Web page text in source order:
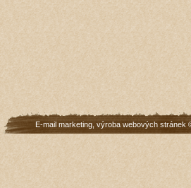
E-mail marketing výroba webových stránek